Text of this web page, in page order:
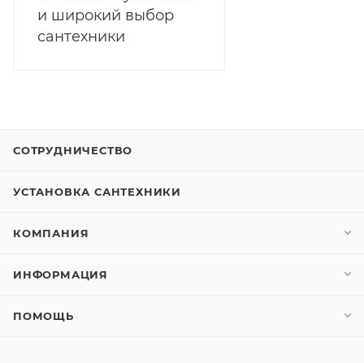
и широкий выбор
сантехники
СОТРУДНИЧЕСТВО
УСТАНОВКА САНТЕХНИКИ
КОМПАНИЯ
ИНФОРМАЦИЯ
ПОМОЩЬ